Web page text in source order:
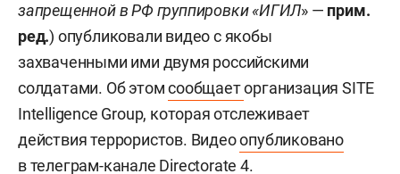
запрещенной в РФ группировки «ИГИЛ» — прим.
ред.) опубликовали видео с якобы
захваченными ими двумя российскими
солдатами. Об этомсообщаеторганизация SITE
Intelligence Group, которая отслеживает
действия террористов. Видеоопубликовано
в телеграм-канале Directorate 4.